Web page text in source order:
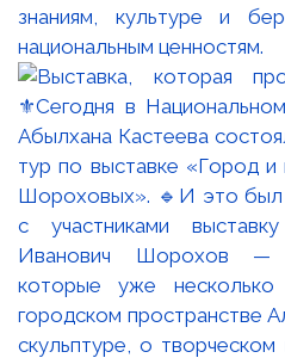
знаниям, культуре и
национальным ценностям.